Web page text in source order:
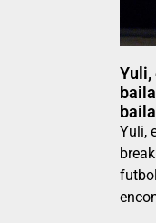
Yuli,
Yuli,